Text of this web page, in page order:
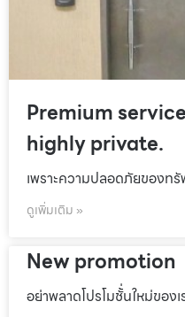
Premium
highly private.
เพราะความปลอดภัยของท
ดูเพิ่มเติม »
New promotion
อย่าพลาดโปรโมชั้่นใหม่ของเ